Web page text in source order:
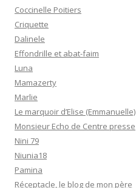
Coccinelle Poitiers
Criquette
Dalinele
Effondrille et abat-faim
Luna
Mamazerty
Marlie
Le marquoir d’Elise (Emmanuelle)
Monsieur Echo de Centre presse
Nini 79
Niunia18
Pamina
Réceptacle, le blog de mon père